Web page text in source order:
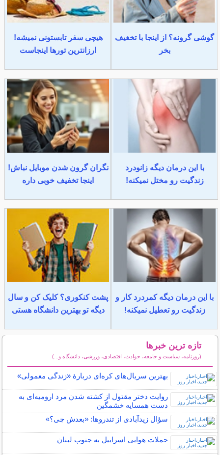
گوشی گرونه؟ از اینجا با تخغیف
بخر
هیچی سفر تابستونی نمیشه!
ارزانترین تورها اینجاست
با این درمان دیگه زانودرد
زندگیت رو مختل نمیکنه!
نگران گرون شدن موبایل نباش!
اینجا تخفیف خوبی داره
با این درمان دیگه کمردرد کار و
زندگیت رو تعطیل نمیکنه!
پشت کنکوری؟ کلیک کن و سال
دیگه تو بهترین دانشگاه هستی
تازه ترین خبرها
(روزنامه، سیاست و جامعه، حوادث، اقتصادی، ورزشی، دانشگاه و...)
بهترین سریال‌های کره‌ای دربارۀ «زندگی معمولی»
روایت دختر مقتول از کشته شدن مرد ارومیه‌ای به
دست همسایه خشمگین
سؤال زیدآبادی از تندروها: «بعدش چی؟»
حملات هوایی اسراییل به جنوب لبنان